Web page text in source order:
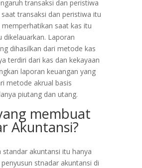
transaksi dan peristiwa
transaksi dan peristiwa itu
saat kas itu
dikelauarkan. Laporan
dihasilkan dari metode kas
terdiri dari kas dan kekayaan
laporan keuangan yang
metode akrual basis
piutang dan utang.
membuat
Akuntansi?
standar akuntansi itu hanya
stnadar akuntansi di